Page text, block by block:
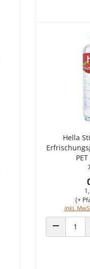
Hella
inkl.
(+
ANZAHL